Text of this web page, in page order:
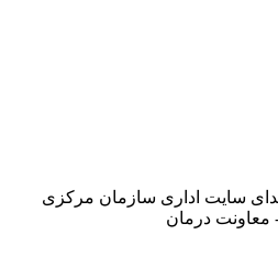
سازمان مرکزی